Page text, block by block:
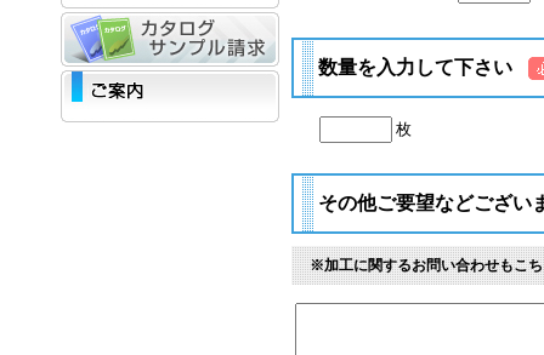
数量を入力して下さい
枚
その他ご要望などござい
※加工に関するお問い合わせもこ